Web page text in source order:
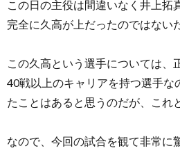
この日の主役は間違いなく井上拓
完全に久高が上だったのではない
この久高という選手については、
40戦以上のキャリアを持つ選手な
たことはあると思うのだが、これ
なので、今回の試合を観て非常に